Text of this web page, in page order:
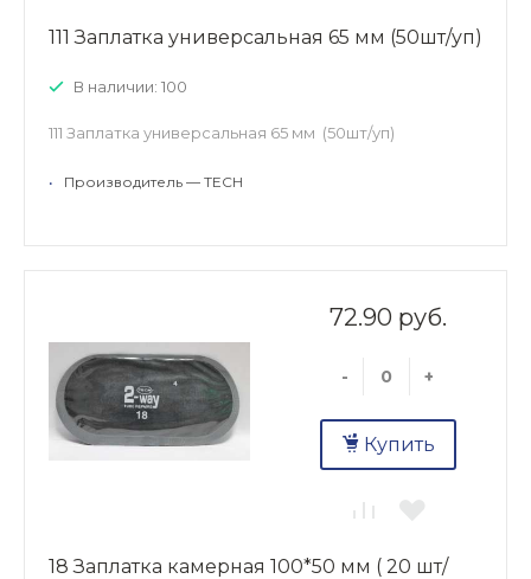
111 Заплатка универсальная 65 мм (50шт/уп)
В наличии: 100
111 Заплатка универсальная 65 мм (50шт/уп)
• Производитель — TECH
72.90 руб.
- +
Купить
18 Заплатка камерная 100*50 мм ( 20 шт/